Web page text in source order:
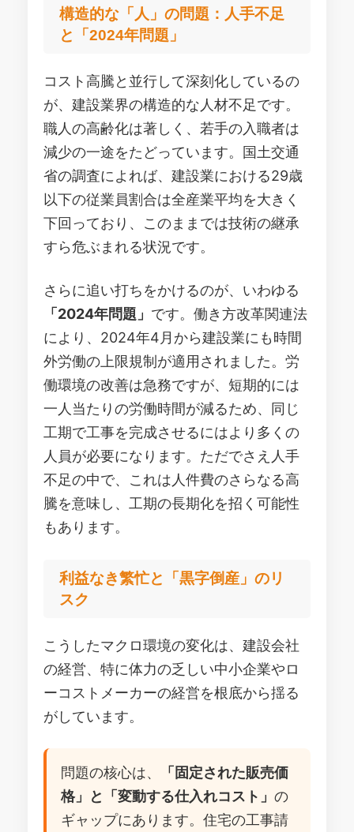
構造的な「人」の問題：人手不足
と「2024年問題」
コスト高騰と並行して深刻化しているの
が、建設業界の構造的な人材不足です。
職人の高齢化は著しく、若手の入職者は
減少の一途をたどっています。国土交通
省の調査によれば、建設業における29歳
以下の従業員割合は全産業平均を大きく
下回っており、このままでは技術の継承
すら危ぶまれる状況です。
さらに追い打ちをかけるのが、いわゆる
「2024年問題」 です。働き方改革関連法
により、2024年4月から建設業にも時間
外労働の上限規制が適用されました。労
働環境の改善は急務ですが、短期的には
一人当たりの労働時間が減るため、同じ
工期で工事を完成させるにはより多くの
人員が必要になります。ただでさえ人手
不足の中で、これは人件費のさらなる高
騰を意味し、工期の長期化を招く可能性
もあります。
利益なき繁忙と「黒字倒産」のリ
スク
こうしたマクロ環境の変化は、建設会社
の経営、特に体力の乏しい中小企業やロ
ーコストメーカーの経営を根底から揺る
がしています。
問題の核心は、
「固定された販売価
格」と「変動する仕入れコスト」 の
ギャップにあります。住宅の工事請